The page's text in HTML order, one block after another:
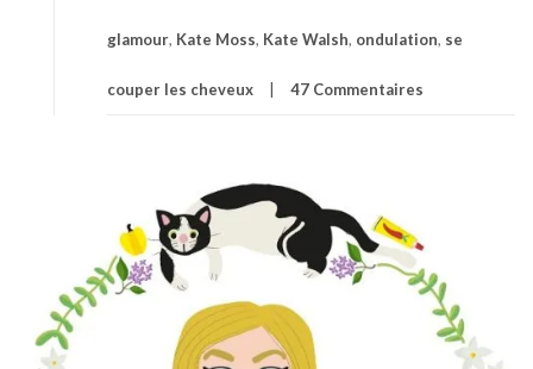
glamour, Kate Moss, Kate Walsh, ondulation, se
couper les cheveux 47 Commentaires